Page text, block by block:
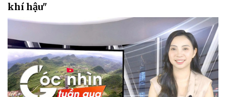
khí hậu"